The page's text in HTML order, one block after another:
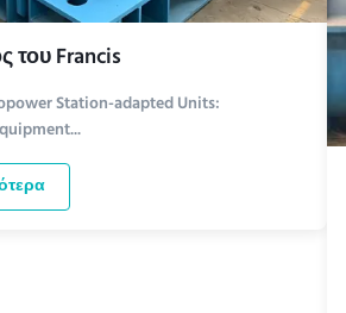
του Francis
Station-adapted Units: